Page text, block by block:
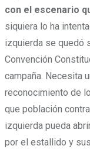
con el escenario
siquiera lo ha
izquierda se quedó
Convención
campaña. Necesita
reconocimiento de
que población
izquierda pueda
por el estallido y